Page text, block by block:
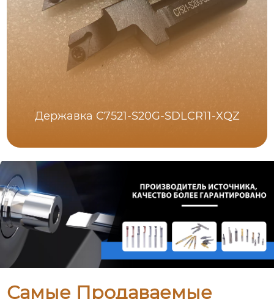
Державка C7521-S20G-SDLCR11-XQZ
Самые Продаваемые